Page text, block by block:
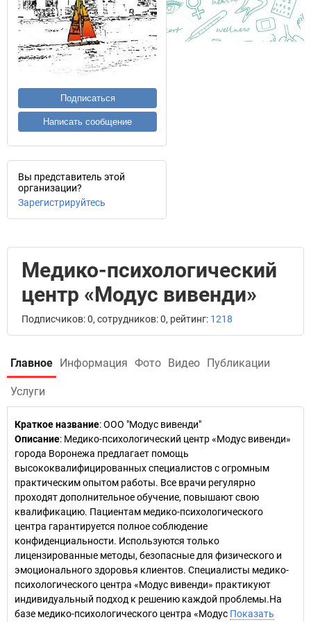
Подписаться
Написать сообщение
Вы представитель этой
организации?
Зарегистрируйтесь
Медико-психологический
центр «Модус вивенди»
Подписчиков: 0, сотрудников: 0, рейтинг: 1218
Главное Информация Фото Видео Публикации
Услуги
Краткое название:ООО "Модус вивенди"
Описание: Медико-психологический центр «Модус вивенди»
города Воронежа предлагает помощь
высококвалифицированных специалистов с огромным
практическим опытом работы. Все врачи регулярно
проходят дополнительное обучение, повышают свою
квалификацию. Пациентам медико-психологического
центра гарантируется полное соблюдение
конфиденциальности. Используются только
лицензированные методы, безопасные для физического и
эмоционального здоровья клиентов. Специалисты медико-
психологического центра «Модус вивенди» практикуют
индивидуальный подход к решению каждой проблемы.На
базе медико-психологического центра «Модус Показать